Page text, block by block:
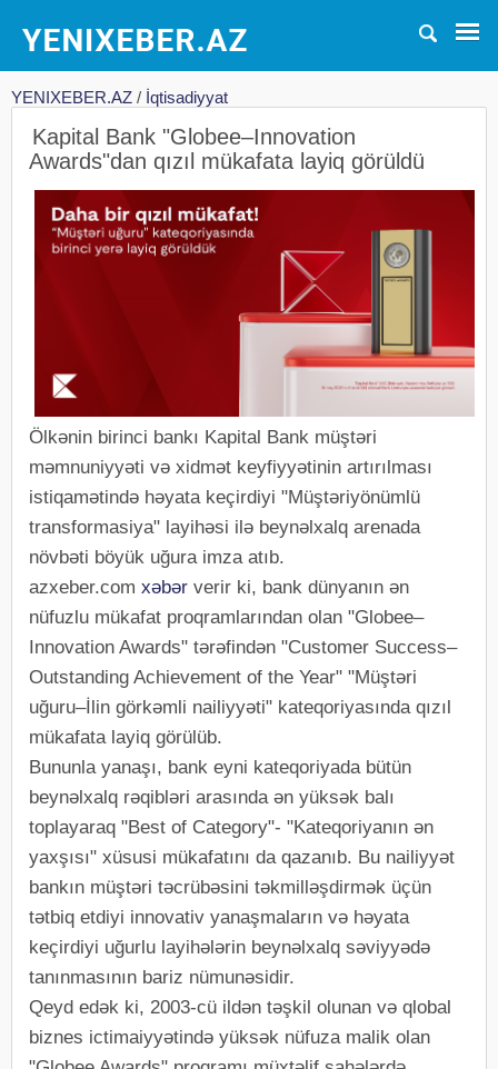
YENIXEBER.AZ / İqtisadiyyat
Kapital Bank "Globee–Innovation
Awards"dan qızıl mükafata layiq görüldü
Ölkənin birinci bankı Kapital Bank müştəri
məmnuniyyəti və xidmət keyfiyyətinin artırılması
istiqamətində həyata keçirdiyi "Müştəriyönümlü
transformasiya" layihəsi ilə beynəlxalq arenada
növbəti böyük uğura imza atıb.
azxeber.com xəbər verir ki, bank dünyanın ən
nüfuzlu mükafat proqramlarından olan "Globee–
Innovation Awards" tərəfindən "Customer Success–
Outstanding Achievement of the Year" "Müştəri
uğuru–İlin görkəmli nailiyyəti" kateqoriyasında qızıl
mükafata layiq görülüb.
Bununla yanaşı, bank eyni kateqoriyada bütün
beynəlxalq rəqibləri arasında ən yüksək balı
toplayaraq "Best of Category"- "Kateqoriyanın ən
yaxşısı" xüsusi mükafatını da qazanıb. Bu nailiyyət
bankın müştəri təcrübəsini təkmilləşdirmək üçün
tətbiq etdiyi innovativ yanaşmaların və həyata
keçirdiyi uğurlu layihələrin beynəlxalq səviyyədə
tanınmasının bariz nümunəsidir.
Qeyd edək ki, 2003-cü ildən təşkil olunan və qlobal
biznes ictimaiyyətində yüksək nüfuza malik olan